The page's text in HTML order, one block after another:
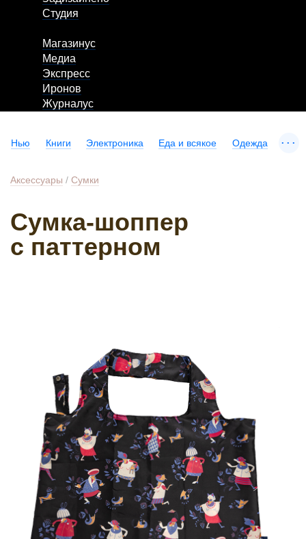
Студия
Магазинус
Медиа
Экспресс
Иронов
Журналус
Нью Книги Электроника Еда и всякое Одежда ...
Аксессуары / Сумки
Сумка-шоппер
с паттерном